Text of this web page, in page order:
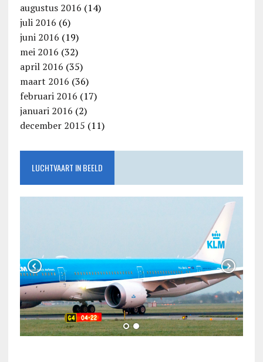
augustus 2016 (14)
juli 2016 (6)
juni 2016 (19)
mei 2016 (32)
april 2016 (35)
maart 2016 (36)
februari 2016 (17)
januari 2016 (2)
december 2015 (11)
LUCHTVAART IN BEELD